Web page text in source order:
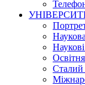
Сталий